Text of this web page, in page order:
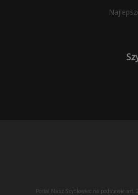
Portal Nasz Szydłowiec na podstawie